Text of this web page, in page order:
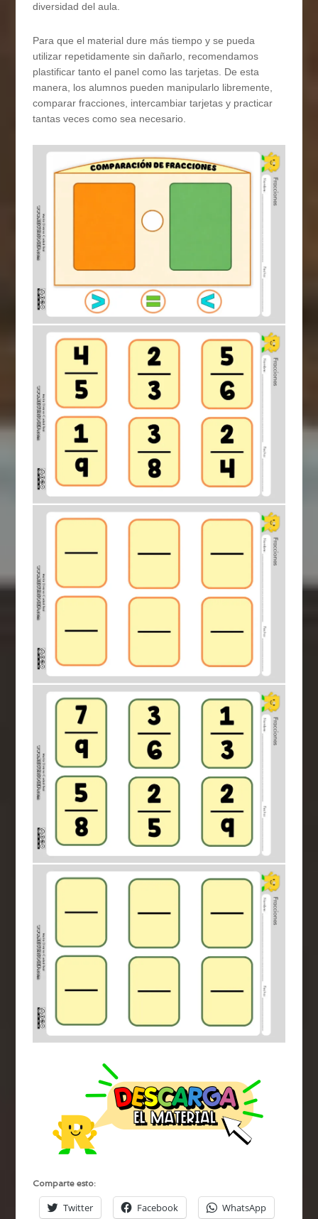
diversidad del aula.
Para que el material dure más tiempo y se pueda
utilizar repetidamente sin dañarlo, recomendamos
plastificar tanto el panel como las tarjetas. De esta
manera, los alumnos pueden manipularlo libremente,
comparar fracciones, intercambiar tarjetas y practicar
tantas veces como sea necesario.
Comparte esto:
Twitter Facebook WhatsApp